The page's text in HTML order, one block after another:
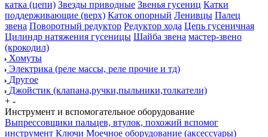
катка (цепи) Звезды приводные Звенья гусениц Катки
поддерживающие (верх) Каток опорный Ленивцы Палец
звена Поворотный редуктор Редуктор хода Цепь гусеничная
Цилиндр натяжения гусеницы Шайба звена мастер-звено
(крокодил)
Хомуты
Электрика (реле массы, реле прочие и тд)
Другое
Джойстик (клапана,ручки,пыльники,толкатели)
+ -
Инструмент и вспомогательное оборудование
Выпрессовщики пальцев, втулок, похожий вспомог
инструмент Ключи Моечное оборудование (аксессуары)